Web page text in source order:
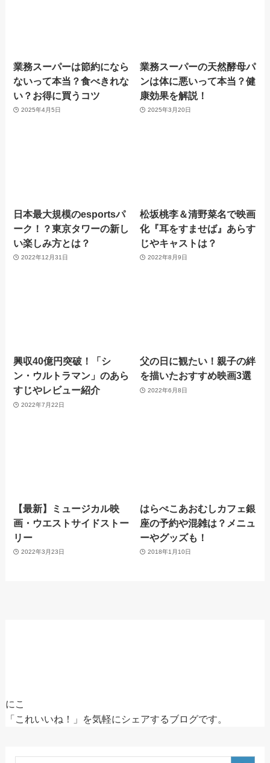
業務スーパーは節約になら
ないって本当？食べきれな
い？お得に買うコツ
2025年4月5日
業務スーパーの天然酵母パ
ンは体に悪いって本当？健
康効果を解説！
2025年3月20日
日本最大規模のesportsパ
ーク！？東京タワーの新し
い楽しみ方とは？
2022年12月31日
松坂桃李＆清野菜名で映画
化『耳をすませば』あらす
じやキャストは？
2022年8月9日
興収40億円突破！「シ
ン・ウルトラマン」のあら
すじやレビュー紹介
2022年7月22日
父の日に観たい！親子の絆
を描いたおすすめ映画3選
2022年6月8日
【最新】ミュージカル映
画・ウエストサイドストー
リー
2022年3月23日
はらぺこあおむしカフェ銀
座の予約や混雑は？メニュ
ーやグッズも！
2018年1月10日
にこ
「これいいね！」を気軽にシェアするブログです。